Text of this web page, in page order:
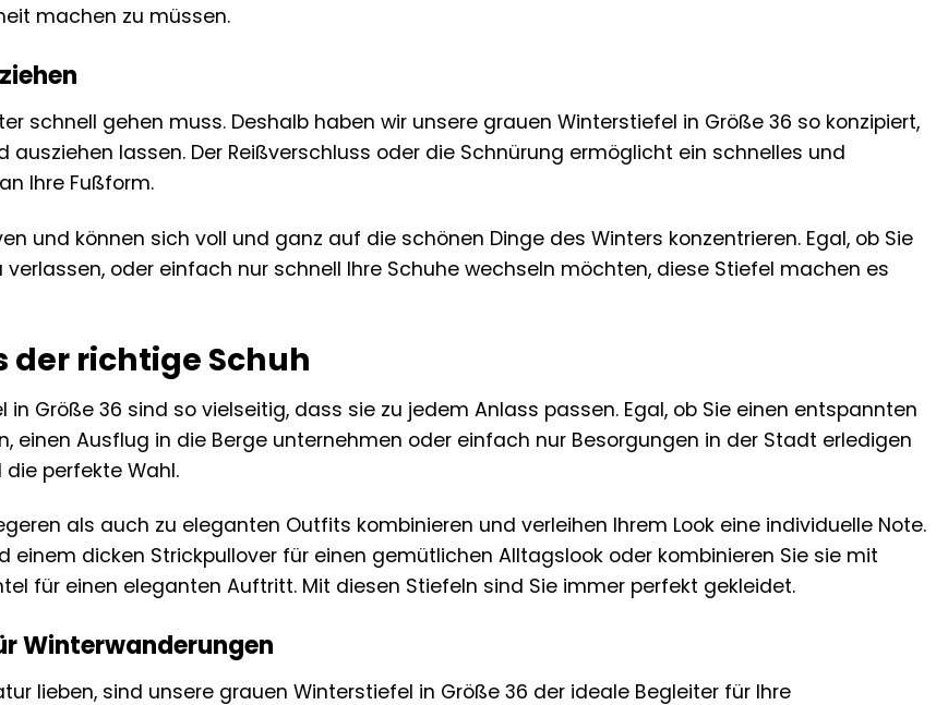
machen zu müssen.
schnell gehen muss. Deshalb haben wir unsere grauen Winterstiefel in Größe 36 so konzipiert,
lassen. Der Reißverschluss oder die Schnürung ermöglicht ein schnelles und
Ihre Fußform.
und können sich voll und ganz auf die schönen Dinge des Winters konzentrieren. Egal, ob Sie
verlassen, oder einfach nur schnell Ihre Schuhe wechseln möchten, diese Stiefel machen es
der richtige Schuh
in Größe 36 sind so vielseitig, dass sie zu jedem Anlass passen. Egal, ob Sie einen entspannten
einen Ausflug in die Berge unternehmen oder einfach nur Besorgungen in der Stadt erledigen
perfekte Wahl.
als auch zu eleganten Outfits kombinieren und verleihen Ihrem Look eine individuelle Note.
einem dicken Strickpullover für einen gemütlichen Alltagslook oder kombinieren Sie sie mit
für einen eleganten Auftritt. Mit diesen Stiefeln sind Sie immer perfekt gekleidet.
Winterwanderungen
lieben, sind unsere grauen Winterstiefel in Größe 36 der ideale Begleiter für Ihre